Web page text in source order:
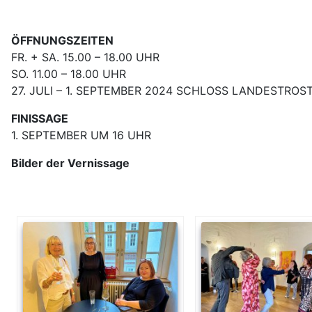
ÖFFNUNGSZEITEN
FR. + SA. 15.00 – 18.00 UHR
SO. 11.00 – 18.00 UHR
27. JULI – 1. SEPTEMBER 2024 SCHLOSS
FINISSAGE
1. SEPTEMBER UM 16 UHR
Bilder der Vernissage